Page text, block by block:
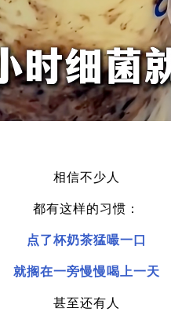
相信不少人
都有这样的习惯：
点了杯奶茶猛嘬一口
就搁在一旁慢慢喝上一天
甚至还有人